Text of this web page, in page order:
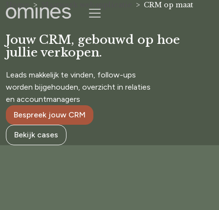
CRM op maat
Jouw CRM, gebouwd op hoe
jullie verkopen.
Leads makkelijk te vinden, follow-ups
worden bijgehouden, overzicht in relaties
en accountmanagers
Bespreek jouw CRM
Bekijk cases